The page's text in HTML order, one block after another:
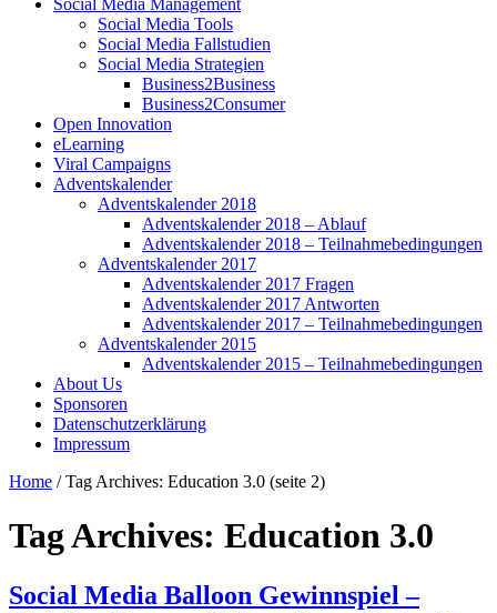
Social Media Tools
Social Media Fallstudien
Social Media Strategien
Business2Business
Business2Consumer
Open Innovation
eLearning
Viral Campaigns
Adventskalender
Adventskalender 2018
Adventskalender 2018 – Ablauf
Adventskalender 2018 – Teilnahmebedingungen
Adventskalender 2017
Adventskalender 2017 Fragen
Adventskalender 2017 Antworten
Adventskalender 2017 – Teilnahmebedingungen
Adventskalender 2015
Adventskalender 2015 – Teilnahmebedingungen
About Us
Sponsoren
Datenschutzerklärung
Impressum
Home / Tag Archives: Education 3.0 (seite 2)
Tag Archives: Education 3.0
Social Media Balloon Gewinnspiel –